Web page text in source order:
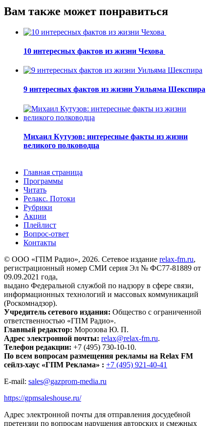
Вам также может понравиться
10 интересных фактов из жизни Чехова
9 интересных фактов из жизни Уильяма Шекспира
Михаил Кутузов: интересные факты из жизни
великого полководца
Главная страница
Программы
Читать
Релакс. Потоки
Рубрики
Акции
Плейлист
Вопрос-ответ
Контакты
© ООО «ГПМ Радио», 2026. Сетевое издание relax-fm.ru,
регистрационный номер СМИ серия Эл № ФС77-81889 от
09.09.2021 года,
выдано Федеральной службой по надзору в сфере связи,
информационных технологий и массовых коммуникаций
(Роскомнадзор).
Учредитель сетевого издания: Общество с ограниченной
ответственностью «ГПМ Радио».
Главный редактор: Морозова Ю. П.
Адрес электронной почты: relax@relax-fm.ru.
Телефон редакции: +7 (495) 730-10-10.
По всем вопросам размещения рекламы на Relax FM
сейлз-хаус «ГПМ Реклама» : +7 (495) 921-40-41
E-mail: sales@gazprom-media.ru
https://gpmsaleshouse.ru/
Адрес электронной почты для отправления досудебной
претензии по вопросам нарушения авторских и смежных